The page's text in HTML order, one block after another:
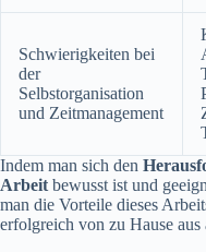
Schwierigkeiten bei
der
Selbstorganisation
und Zeitmanagement
Indem man sich den
Arbeit bewusst ist und
man die Vorteile dieses
erfolgreich von zu Hause aus